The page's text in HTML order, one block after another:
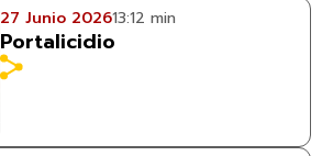
27 Junio 202613:12 min
Portalicidio